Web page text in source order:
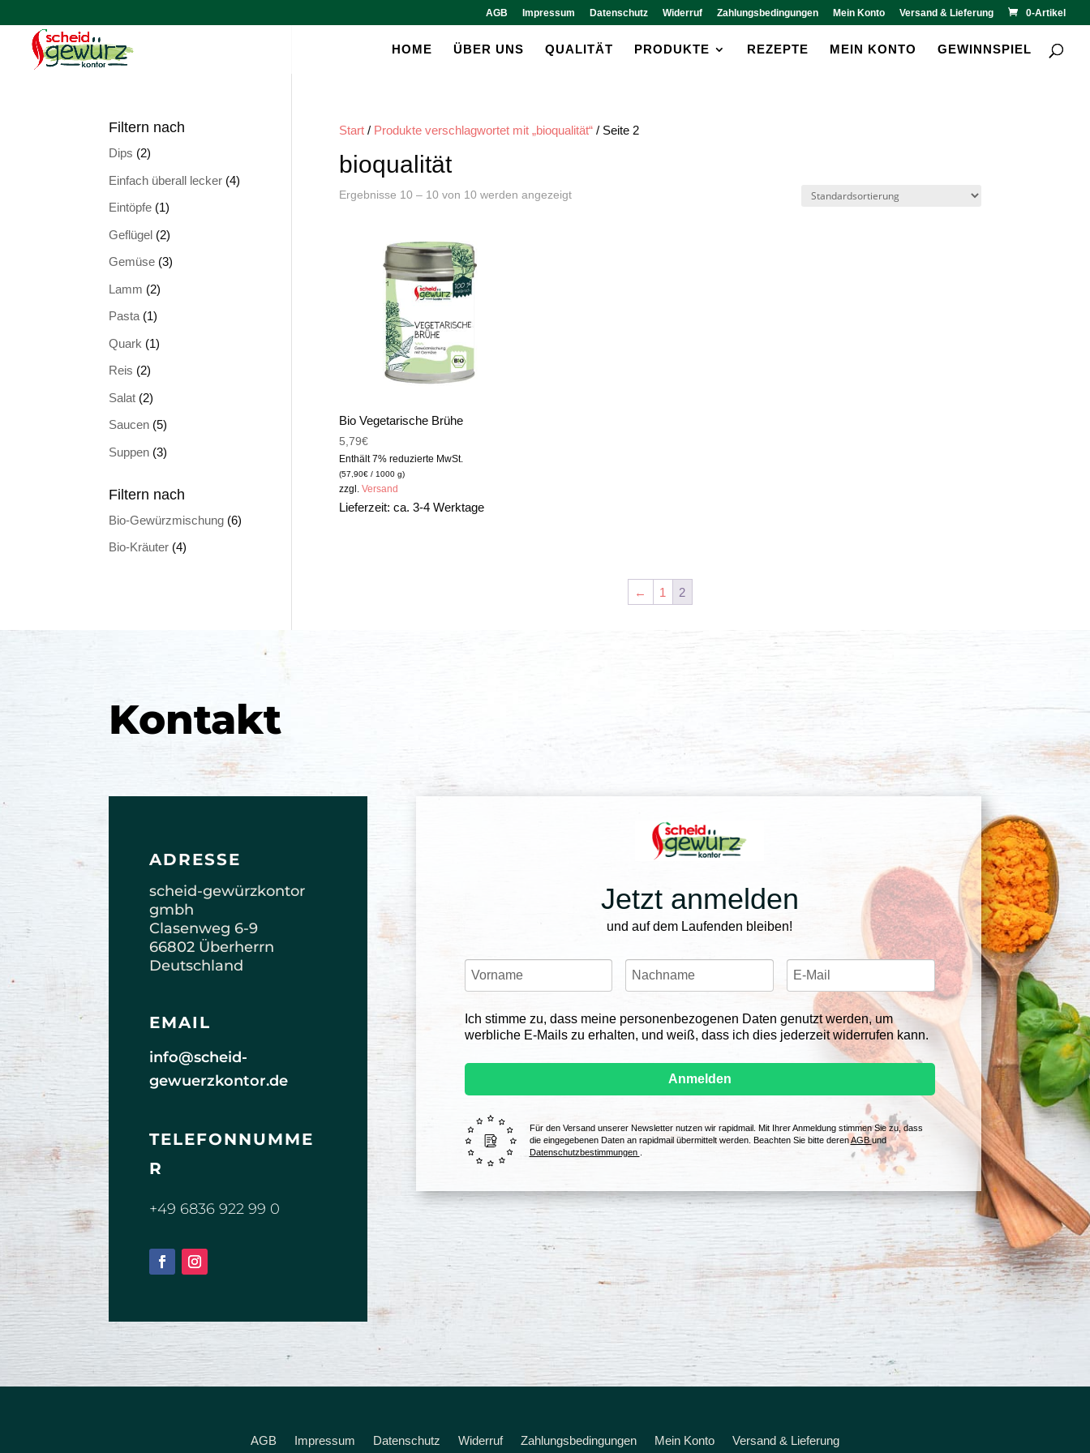
AGB Impressum Datenschutz Widerruf Zahlungsbedingungen Mein Konto Versand & Lieferung 0-Artikel
HOME ÜBER UNS QUALITÄT PRODUKTE REZEPTE MEIN KONTO GEWINNSPIEL
Start/ Produkte verschlagwortet mit „bioqualität“/ Seite 2
bioqualität
Ergebnisse 10 – 10 von 10 werden angezeigt
Bio Vegetarische Brühe
5,79€
Enthält 7% reduzierte MwSt.
(57,90€/ 1000 g)
zzgl. Versand
Lieferzeit: ca. 3-4 Werktage
← 1 2
Filtern nach
Dips (2)
Einfach überall lecker (4)
Eintöpfe (1)
Geflügel (2)
Gemüse (3)
Lamm (2)
Pasta (1)
Quark (1)
Reis (2)
Salat (2)
Saucen (5)
Suppen (3)
Filtern nach
Bio-Gewürzmischung (6)
Bio-Kräuter (4)
Kontakt
ADRESSE
scheid-gewürzkontor
gmbh
Clasenweg 6-9
66802 Überherrn
Deutschland
EMAIL
info@scheid-
gewuerzkontor.de
TELEFONNUMME
R
+49 6836 922 99 0
Jetzt anmelden
und auf dem Laufenden bleiben!
Ich stimme zu, dass meine personenbezogenen Daten genutzt werden, um
werbliche E-Mails zu erhalten, und weiß, dass ich dies jederzeit widerrufen kann.
Anmelden
Für den Versand unserer Newsletter nutzen wir rapidmail. Mit Ihrer Anmeldung stimmen Sie zu, dass
die eingegebenen Daten an rapidmail übermittelt werden. Beachten Sie bitte derenAGBund
Datenschutzbestimmungen
AGB Impressum Datenschutz Widerruf Zahlungsbedingungen Mein Konto Versand & Lieferung